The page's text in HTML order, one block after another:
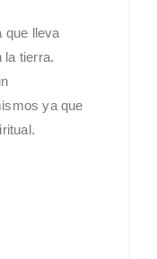
que lleva
la tierra.
ya que